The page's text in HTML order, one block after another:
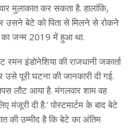
मुलाकात कर सकता है. हालांकि,
बेटे को पिता से मिलने से रोकने
का जन्म 2019 में हुआ था.
रमन इंडोनेशिया की राजधानी जकार्ता
पूरी घटना की जानकारी दी गई.
लौट आया है. मंगलवार शाम वह
मंजूरी दी है.’ पोस्टमार्टम के बाद बेटे
की उम्मीद है कि बेटे का अंतिम